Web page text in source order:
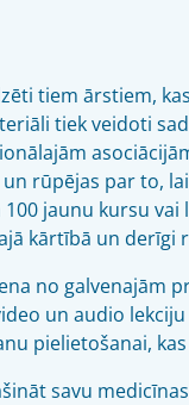
tiem ārstiem,
tiek veidoti
un rūpējas par to,
jaunu kursu vai
kārtībā un derīgi
no galvenajām
un audio
pielietošanai,
savu